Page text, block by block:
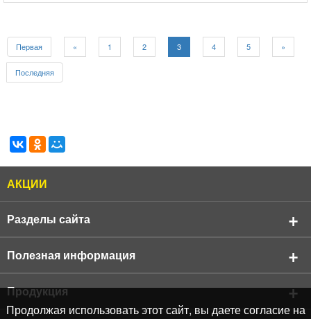
Первая « 1 2 3 4 5 »
Последняя
АКЦИИ
Разделы сайта
АКЦИИ
Бренды
Полезная информация
Кровельные материалы
Продукция
Продолжая использовать этот сайт, вы даете согласие на